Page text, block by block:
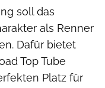
soll das
als Renner
Dafür bietet
Top Tube
Platz für